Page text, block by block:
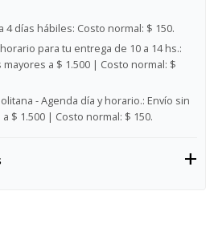
4 días hábiles: Costo normal: $ 150.
para tu entrega de 10 a 14 hs.:
a $ 1.500 | Costo normal: $
- Agenda día y horario.: Envío sin
$ 1.500 | Costo normal: $ 150.